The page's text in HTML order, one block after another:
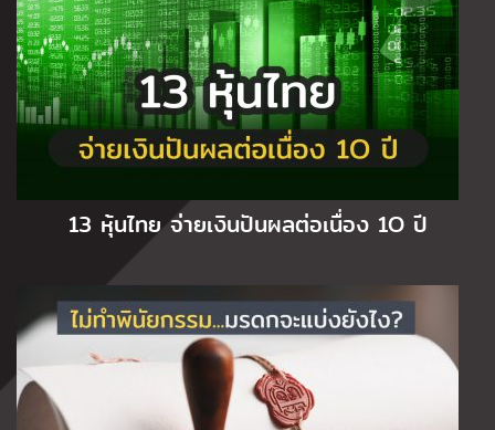
13 หุ้นไทย จ่ายเงินปันผลต่อเนื่อง 1O ปี